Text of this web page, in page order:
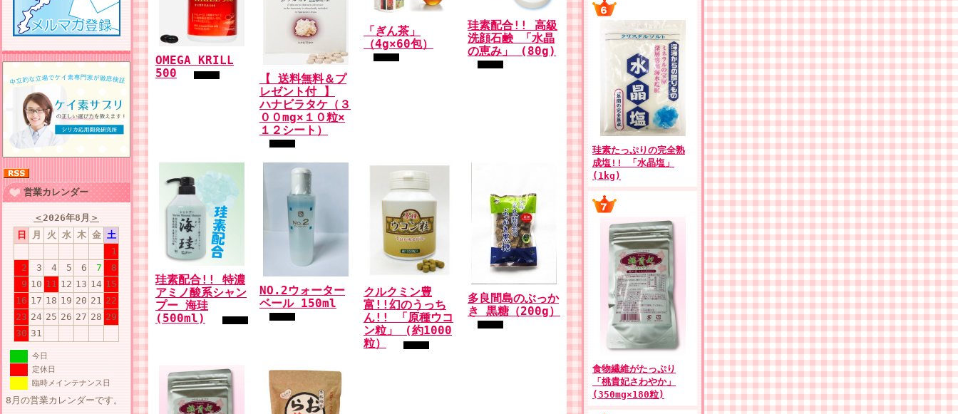
営業カレンダー
＜2026年8月 ＞
日
月 火 水 木 金 土
1
2
3 4 5 6 7
8
9 10 11 12 13 14 15
16 17 18 19 20 21 22
23 24 25 26 27 28 29
30 31
今日
定休日
臨時メインテナンス日
8月の営業カレンダーです。
OMEGA KRILL
500
【 送料無料＆プ
レゼント付 】
ハナビラタケ（３
００mg×１０粒×
１２シート）
「ぎん茶」
（4g×60包）
珪素配合!! 高級
洗顔石鹸 「水晶
の恵み」 (80g)
珪素配合!! 特濃
アミノ酸系シャン
プー 海珪
(500ml)
NO.2ウォーター
ベール 150ml
クルクミン豊
富!!幻のうっち
ん!! 「原種ウコ
ン粒」 (約1000
粒）
多良間島のぶっか
き 黒糖（200g）
珪素たっぷりの完全熟
成塩!! 「水晶塩」
(1kg)
食物繊維がたっぷり
「桃貴妃さわやか」
(350mg×180粒)